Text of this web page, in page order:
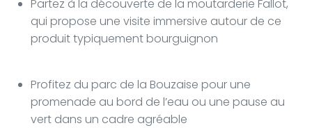
Partez à la découverte de la moutarderie Fallot,
qui propose une visite immersive autour de ce
produit typiquement bourguignon
Profitez du parc de la Bouzaise pour une
promenade au bord de l’eau ou une pause au
vert dans un cadre agréable